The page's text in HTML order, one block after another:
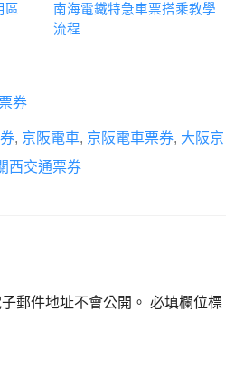
區
南海電鐵特急車票搭乘教學
流程
券
, 京阪電車, 京阪電車票券, 大阪京
西交通票券
郵件地址不會公開。 必填欄位標